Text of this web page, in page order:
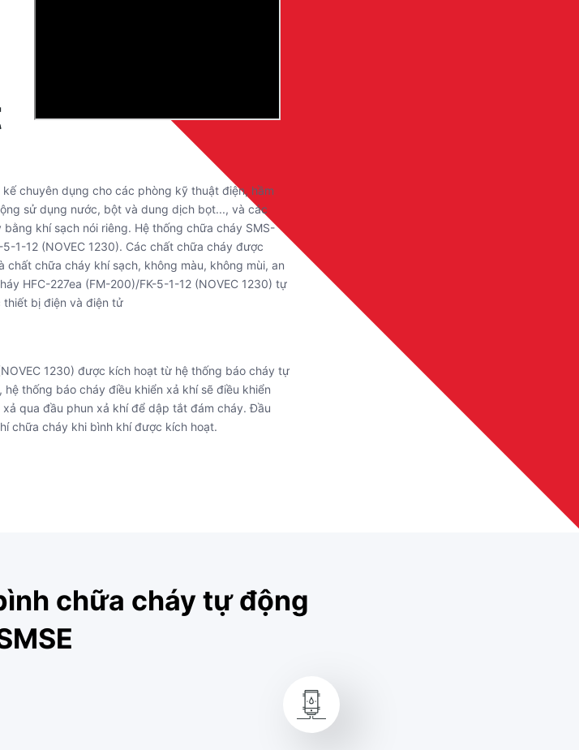
chuyên dụng cho các phòng kỹ thuật điện, hầm
sử dụng nước, bột và dung dịch bọt..., và các
khí sạch nói riêng. Hệ thống chữa cháy SMS-
1-12 (NOVEC 1230). Các chất chữa cháy được
chữa cháy khí sạch, không màu, không mùi, an
HFC-227ea (FM-200)/FK-5-1-12 (NOVEC 1230) tự
thiết bị điện và điện tử
1230) được kích hoạt từ hệ thống báo cháy tự
thống báo cháy điều khiển xả khí sẽ điều khiển
qua đầu phun xả khí để dập tắt đám cháy. Đầu
chữa cháy khi bình khí được kích hoạt.
chữa cháy tự động